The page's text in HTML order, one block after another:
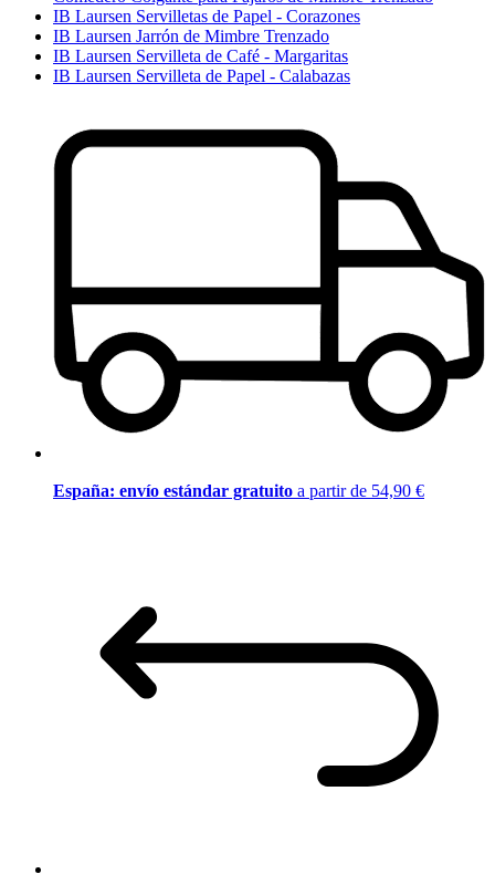
IB Laursen Servilletas de Papel - Corazones
IB Laursen Jarrón de Mimbre Trenzado
IB Laursen Servilleta de Café - Margaritas
IB Laursen Servilleta de Papel - Calabazas
España: envío estándar gratuito a partir de 54,90 €